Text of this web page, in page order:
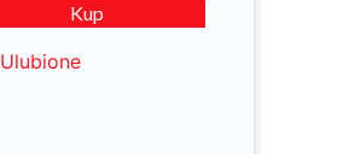
Kup
Ulubione